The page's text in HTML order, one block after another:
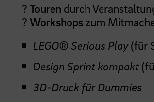
? Touren durch
? Workshops zum
LEGO® Serious Play(für
Design Sprint kompakt
3D-Druck für Dummies